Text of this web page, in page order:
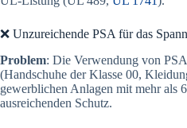
❌ Unzureichende PSA für das
Problem: Die Verwendung von
(Handschuhe der Klasse 00,
gewerblichen Anlagen mit mehr als
ausreichenden Schutz.